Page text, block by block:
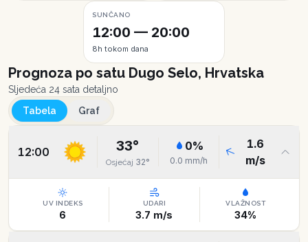
SUNČANO
12:00 — 20:00
8h tokom dana
Prognoza po satu Dugo Selo, Hrvatska
Sljedeća 24 sata detaljno
Tabela
Graf
12:00 33°
Osjećaj 32°
0%
0.0 mm/h
1.6
m/s
UV INDEKS
6
UDARI
3.7 m/s
VLAŽNOST
34%